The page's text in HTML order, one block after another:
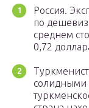
Россия.
по
среднем
0,72
солидными